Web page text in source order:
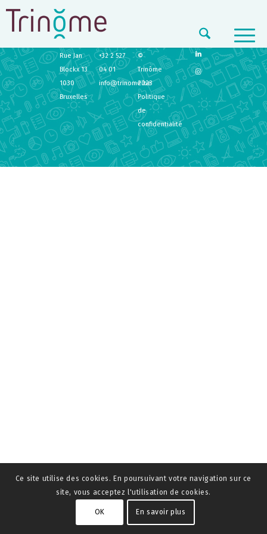
TRINÔME
Rue Jan
Blockx 13
1030
Bruxelles
+32 2 527
04 01
info@trinome.be
©
Trinôme
2023
Politique
de
confidentialité
Ce site utilise des cookies. En poursuivant votre navigation sur ce
site, vous acceptez l'utilisation de cookies.
OK En savoir plus